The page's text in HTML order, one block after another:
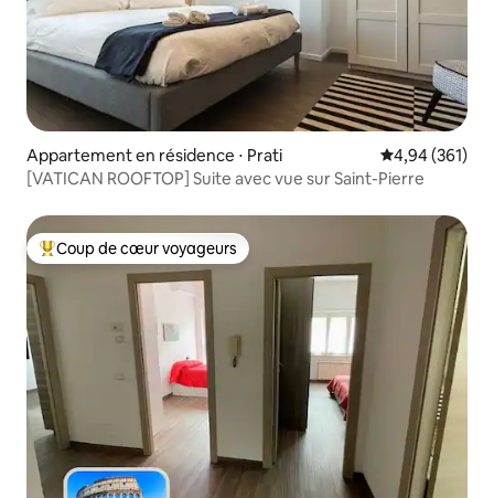
Appartement en résidence ⋅ Prati Évaluation
4,94 (361)
[VATICAN ROOFTOP] Suite avec vue sur Saint-Pierre
Coups de cœur voyageurs les plus appréciés
Coup de cœur voyageurs